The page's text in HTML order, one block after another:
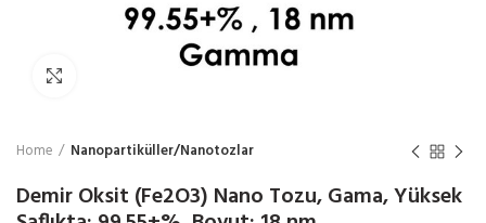
Home Nanopartiküller/Nanotozlar
Demir Oksit (Fe2O3) Nano Tozu, Gama, Yüksek